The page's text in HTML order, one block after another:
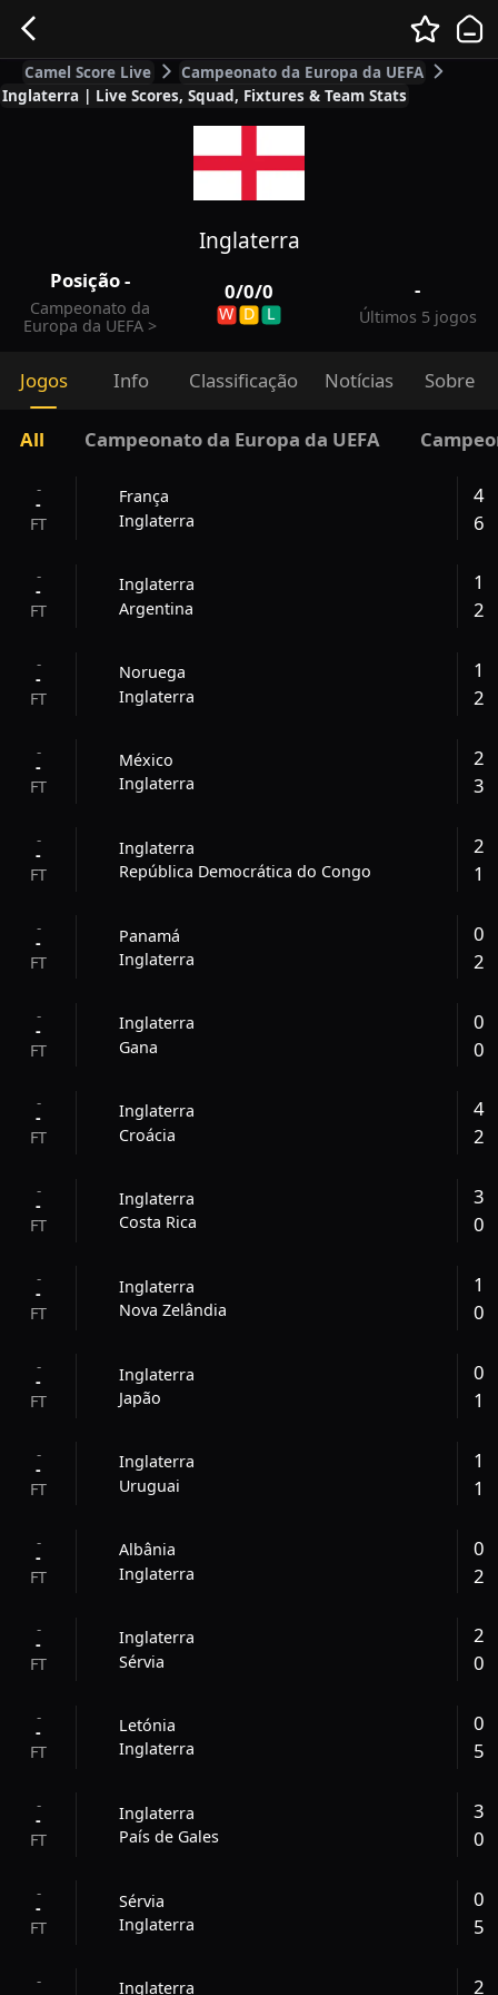
Camel Score Live
Campeonato da Europa da UEFA
Inglaterra | Live Scores, Squad, Fixtures & Team Stats
Inglaterra
Posição-
Campeonato da
Europa da UEFA>
0/0/0
W D L
-
Últimos 5 jogos
Jogos Info Classificação Notícias Sobre
All Campeonato da Europa da UEFA
-
-
FT
França
Inglaterra
4
6
-
-
FT
Inglaterra
Argentina
1
2
-
-
FT
Noruega
Inglaterra
1
2
-
-
FT
México
Inglaterra
2
3
-
-
FT
Inglaterra
República Democrática do Congo
2
1
-
-
FT
Panamá
Inglaterra
0
2
-
-
FT
Inglaterra
Gana
0
0
-
-
FT
Inglaterra
Croácia
4
2
-
-
FT
Inglaterra
Costa Rica
3
0
-
-
FT
Inglaterra
Nova Zelândia
1
0
-
-
FT
Inglaterra
Japão
0
1
-
-
FT
Inglaterra
Uruguai
1
1
-
-
FT
Albânia
Inglaterra
0
2
-
-
FT
Inglaterra
Sérvia
2
0
-
-
FT
Letónia
Inglaterra
0
5
-
-
FT
Inglaterra
País de Gales
3
0
-
-
FT
Sérvia
Inglaterra
0
5
- Inglaterra 2